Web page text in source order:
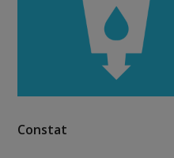
Constat